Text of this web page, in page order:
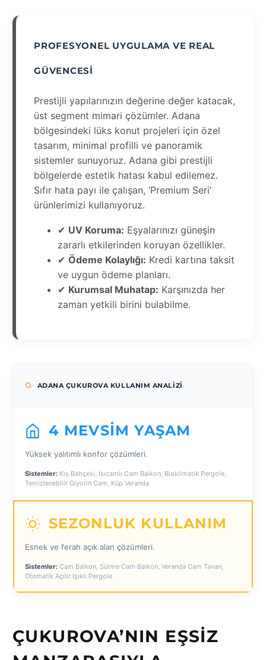
PROFESYONEL UYGULAMA VE REAL
GÜVENCESI
Prestijli yapılarınızın değerine değer katacak,
üst segment mimari çözümler. Adana
bölgesindeki lüks konut projeleri için özel
tasarım, minimal profilli ve panoramik
sistemler sunuyoruz. Adana gibi prestijli
bölgelerde estetik hatası kabul edilemez.
Sıfır hata payı ile çalışan, ‘Premium Seri’
ürünlerimizi kullanıyoruz.
✔ UV Koruma: Eşyalarınızı güneşin
zararlı etkilerinden koruyan özellikler.
✔ Ödeme Kolaylığı: Kredi kartına taksit
ve uygun ödeme planları.
✔ Kurumsal Muhatap: Karşınızda her
zaman yetkili birini bulabilme.
ADANA ÇUKUROVA KULLANIM ANALIZI
4 MEVSIM YAŞAM
Yüksek yalıtımlı konfor çözümleri.
Sistemler: Kış Bahçesi, Isıcamlı Cam Balkon, Bioklimatik Pergole,
Temizlenebilir Giyotin Cam, Küp Veranda
SEZONLUK KULLANIM
Esnek ve ferah açık alan çözümleri.
Sistemler: Cam Balkon, Sürme Cam Balkon, Veranda Cam Tavan,
Otomatik Açılır Işıklı Pergole
ÇUKUROVA’NIN EŞSIZ